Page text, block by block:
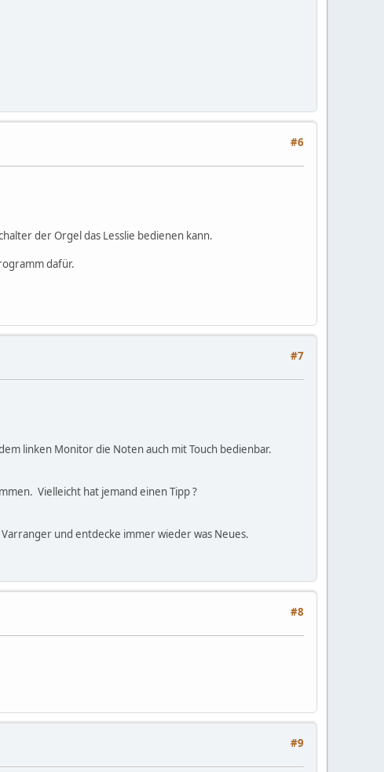
#6
der Orgel das Lesslie bedienen kann.
dafür.
#7
linken Monitor die Noten auch mit Touch bedienbar.
Vielleicht hat jemand einen Tipp ?
und entdecke immer wieder was Neues.
#8
#9